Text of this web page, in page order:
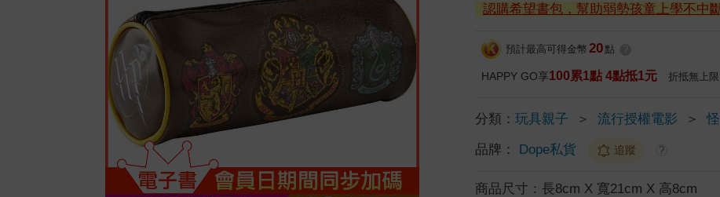
認購希望書包，幫助弱勢孩童上學不中斷
預計最高可得金幣 20 點
HAPPY GO享100累1點 4點抵1元 折抵無上限
分類：玩具親子 ＞ 流行授權電影 ＞
品牌： Dope私貨 追蹤 ?
商品尺寸：長8cm X 寬21cm X 高8cm